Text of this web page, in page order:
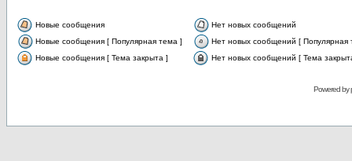
Новые сообщения
Нет новых сообщений
Новые сообщения [ Популярная тема ]
Нет новых сообщений [ Популярная
Новые сообщения [ Тема закрыта ]
Нет новых сообщений [ Тема
Powered by